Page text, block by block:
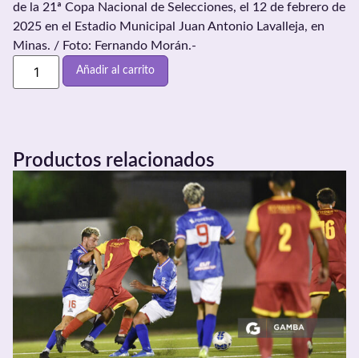
de la 21ª Copa Nacional de Selecciones, el 12 de febrero de
2025 en el Estadio Municipal Juan Antonio Lavalleja, en
Minas. / Foto: Fernando Morán.-
Añadir al carrito
Productos relacionados